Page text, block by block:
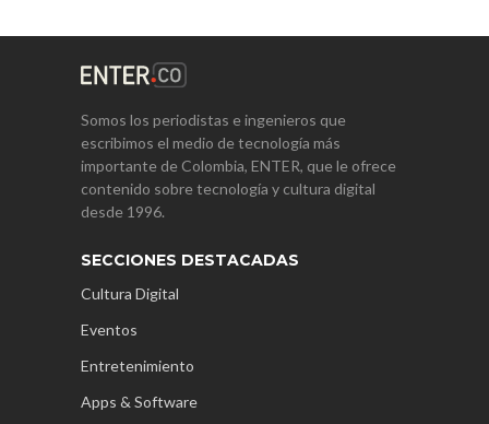
Somos los periodistas e ingenieros que
escribimos el medio de tecnología más
importante de Colombia, ENTER, que le ofrece
contenido sobre tecnología y cultura digital
desde 1996.
SECCIONES DESTACADAS
Cultura Digital
Eventos
Entretenimiento
Apps & Software